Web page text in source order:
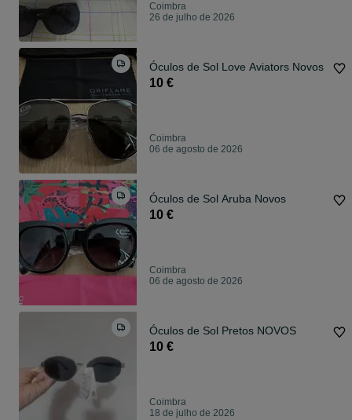
Coimbra
26 de julho de 2026
Óculos de Sol Love Aviators Novos
10 €
Coimbra
06 de agosto de 2026
Óculos de Sol Aruba Novos
10 €
Coimbra
06 de agosto de 2026
Óculos de Sol Pretos NOVOS
10 €
Coimbra
18 de julho de 2026